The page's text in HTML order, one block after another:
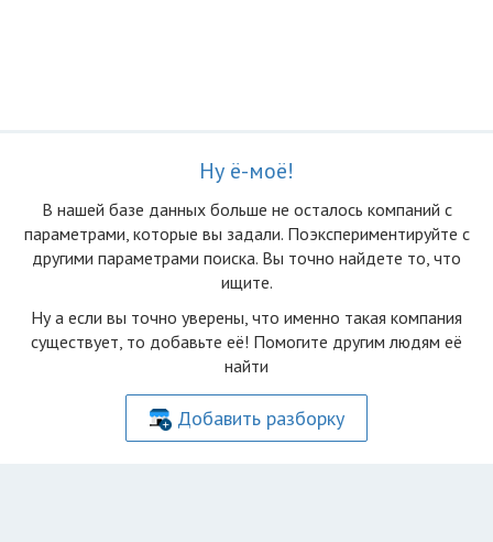
Ну ё-моё!
В нашей базе данных больше не осталоcь компаний с
параметрами, которые вы задали. Поэкспериментируйте с
другими параметрами поиска. Вы точно найдете то, что
ищите.
Ну а если вы точно уверены, что именно такая компания
существует, то добавьте её! Помогите другим людям её
найти
Добавить разборку